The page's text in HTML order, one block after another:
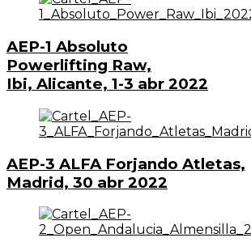
AEP-1 Absoluto
Powerlifting Raw,
Ibi, Alicante, 1-3 abr 2022
AEP-3 ALFA Forjando Atletas,
Madrid, 30 abr 2022